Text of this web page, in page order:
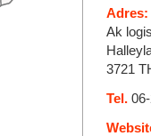
Adres:
Ak
3721
Tel.06-